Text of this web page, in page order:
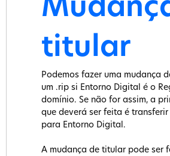
titular
Podemos fazer uma mudança
um .rip si Entorno Digital é o
domínio. Se não for assim, a
que deverá ser feita é
para Entorno Digital.
A mudança de titular pode ser